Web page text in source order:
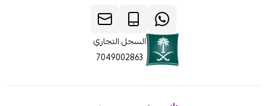
السجل التجاري
7049002863